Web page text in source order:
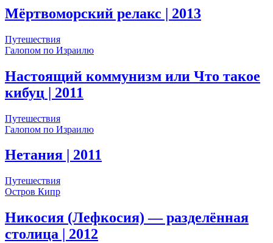
Мёртвоморский релакс | 2013
Путешествия
Галопом по Израилю
Настоящий коммунизм или Что такое
кибуц | 2011
Путешествия
Галопом по Израилю
Нетания | 2011
Путешествия
Остров Кипр
Никосия (Лефкосия) — разделённая
столица | 2012